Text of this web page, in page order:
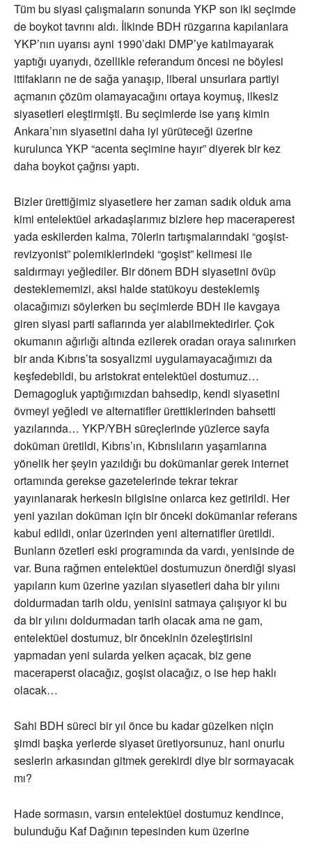
Tüm bu siyasi çalışmaların sonunda YKP son iki seçimde
de boykot tavrını aldı. İlkinde BDH rüzgarına kapılanlara
YKP’nın uyarısı ayni 1990’daki DMP’ye katılmayarak
yaptığı uyarıydı, özellikle referandum öncesi ne böylesi
ittifakların ne de sağa yanaşıp, liberal unsurlara partiyi
açmanın çözüm olamayacağını ortaya koymuş, ilkesiz
siyasetleri eleştirmişti. Bu seçimlerde ise yarış kimin
Ankara’nın siyasetini daha iyi yürüteceği üzerine
kurulunca YKP “acenta seçimine hayır” diyerek bir kez
daha boykot çağrısı yaptı.
Bizler ürettiğimiz siyasetlere her zaman sadık olduk ama
kimi entelektüel arkadaşlarımız bizlere hep maceraperest
yada eskilerden kalma, 70lerin tartışmalarındaki “goşist-
revizyonist” polemiklerindeki “goşist” kelimesi ile
saldırmayı yeğlediler. Bir dönem BDH siyasetini övüp
desteklememizi, aksi halde statükoyu desteklemiş
olacağımızı söylerken bu seçimlerde BDH ile kavgaya
giren siyasi parti saflarında yer alabilmektedirler. Çok
okumanın ağırlığı altında ezilerek oradan oraya salınırken
bir anda Kıbrıs’ta sosyalizmi uygulamayacağımızı da
keşfedebildi, bu aristokrat entelektüel dostumuz…
Demagogluk yaptığımızdan bahsedip, kendi siyasetini
övmeyi yeğledi ve alternatifler ürettiklerinden bahsetti
yazılarında… YKP/YBH süreçlerinde yüzlerce sayfa
doküman üretildi, Kıbrıs’ın, Kıbrıslıların yaşamlarına
yönelik her şeyin yazıldığı bu dokümanlar gerek internet
ortamında gerekse gazetelerinde tekrar tekrar
yayınlanarak herkesin bilgisine onlarca kez getirildi. Her
yeni yazılan doküman için bir önceki dokümanlar referans
kabul edildi, onlar üzerinden yeni alternatifler üretildi.
Bunların özetleri eski programında da vardı, yenisinde de
var. Buna rağmen entelektüel dostumuzun önerdiği siyasi
yapıların kum üzerine yazılan siyasetleri daha bir yılını
doldurmadan tarih oldu, yenisini satmaya çalışıyor ki bu
da bir yılını doldurmadan tarih olacak ama ne gam,
entelektüel dostumuz, bir öncekinin özeleştirisini
yapmadan yeni sularda yelken açacak, biz gene
maceraperst olacağız, goşist olacağız, o ise hep haklı
olacak…
Sahi BDH süreci bir yıl önce bu kadar güzelken niçin
şimdi başka yerlerde siyaset üretiyorsunuz, hani onurlu
seslerin arkasından gitmek gerekirdi diye bir sormayacak
mı?
Hade sormasın, varsın entelektüel dostumuz kendince,
bulunduğu Kaf Dağının tepesinden kum üzerine